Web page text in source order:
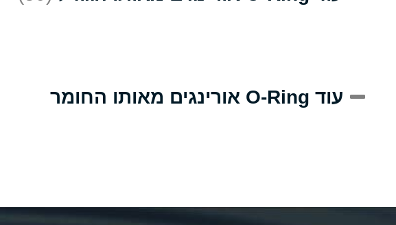
Aluminum Acetate (Aqueous)
עוד O-Ring אורינגים מאותו החומר